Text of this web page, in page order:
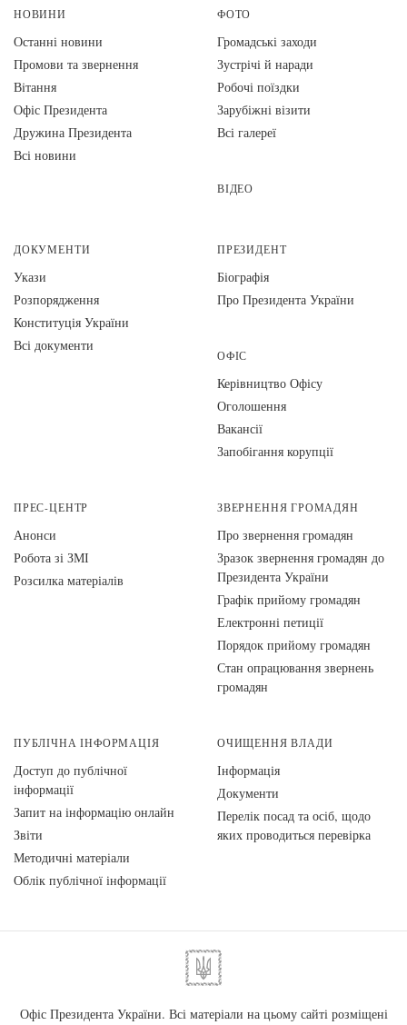
НОВИНИ
Останні новини
Промови та звернення
Вiтання
Офіс Президента
Дружина Президента
Всі новини
ФОТО
Громадські заходи
Зустрічі й наради
Робочі поїздки
Зарубіжні візити
Всі галереї
ВІДЕО
ДОКУМЕНТИ
Укази
Розпорядження
Конституція України
Всі документи
ПРЕЗИДЕНТ
Біографія
Про Президента України
ОФІС
Керівництво Офісу
Оголошення
Вакансії
Запобігання корупції
ПРЕС-ЦЕНТР
Анонси
Робота зі ЗМІ
Розсилка матеріалів
ЗВЕРНЕННЯ ГРОМАДЯН
Про звернення громадян
Зразок звернення громадян до
Президента України
Графік прийому громадян
Електронні петиції
Порядок прийому громадян
Стан опрацювання звернень
громадян
ПУБЛІЧНА ІНФОРМАЦІЯ
Доступ до публічної
інформації
Запит на інформацію онлайн
Звіти
Методичні матеріали
Облік публічної інформації
ОЧИЩЕННЯ ВЛАДИ
Інформація
Документи
Перелік посад та осіб, щодо
яких проводиться перевірка
Офіс Президента України. Всі матеріали на цьому сайті розміщені